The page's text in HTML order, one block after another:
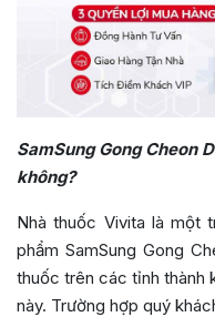
SamSung Gong Cheon
không?
Nhà thuốc Vivita là một
phẩm SamSung Gong
thuốc trên các tỉnh thành
này. Trường hợp quý